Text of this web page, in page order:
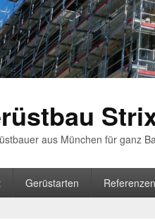
aus München für ganz
Gerüstarten Referenzen